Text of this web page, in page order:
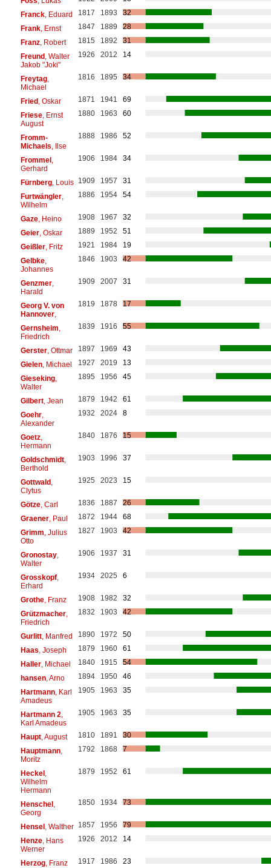
Franck, Eduard 1817 1893
32
Frank, Ernst 1847 1889
28
Franz, Robert 1815 1892
31
Freund, Walter
Jakob "Joki"
1926 2012 14
Freytag,
Michael
1816 1895 34
Fried, Oskar 1871 1941
69
Friese, Ernst
August
1880 1963 60
Fromm-
Michaels , Ilse
1888 1986 52
Frommel,
Gerhard
1906 1984 34
Fürnberg, Louis 1909 1957
31
Furtwängler,
Wilhelm
1886 1954 54
Gaze, Heino 1908 1967
32
Geier, Oskar 1889 1952
51
Geißler, Fritz 1921 1984
19
Gelbke,
Johannes
1846 1903 42
Genzmer,
Harald
1909 2007 31
Georg V. von
Hannover,
1819 1878 17
Gernsheim
Friedrich
1839 1916 55
Gerster, Ottmar 1897 1969
43
Gielen, Michael 1927 2019
13
Gieseking,
Walter
1895 1956 45
Gilbert, Jean 1879 1942
61
Goehr,
Alexander
1932 2024 8
Goetz,
Hermann
1840 1876 15
Goldschmidt,
Berthold
1903 1996 37
Gottwald,
Clytus
1925 2023 15
Götze, Carl 1836 1887
26
Graener, Paul 1872 1944
68
Grimm , Julius
Otto
1827 1903 42
Gronostay,
Walter
1906 1937 31
Grosskopf,
Erhard
1934 2025 6
Grothe, Franz 1908 1982
32
Grützmacher,
Friedrich
1832 1903 42
Gurlitt, Manfred 1890 1972
50
Haas , Joseph 1879 1960
61
Haller, Michael 1840 1915
54
hansen, Arno 1894 1950
46
Hartmann, Karl
Amadeus
1905 1963 35
Hartmann 2
Karl Amadeus
1905 1963 35
Haupt, August 1810 1891
30
Hauptmann,
Moritz
1792 1868 7
Heckel,
Wilhelm
Hermann
1879 1952 61
Henschel,
Georg
1850 1934 73
Hensel, Walther 1857 1956
79
Henze, Hans
Werner
1926 2012 14
Herzog, Franz 1917 1986
23